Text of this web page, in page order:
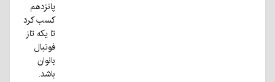
پانزدهم
کسب کرد
تا یکه تاز
فوتبال
بانوان
باشد.